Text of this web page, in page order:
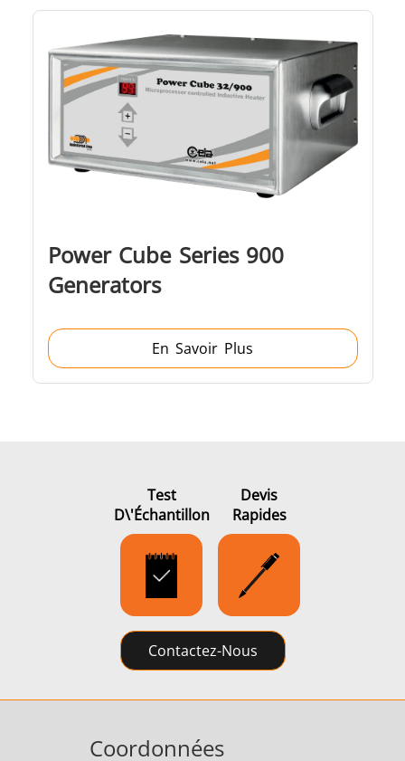
Outils
métalliques
Semi-
conducteurs
Tube et
Power Cube Series 900
Generators
En Savoir Plus
Test
D\'échantillon
Devis
Rapides
Contactez-Nous
Coordonnées